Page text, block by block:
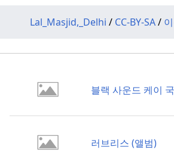
Lal_Masjid,_Delhi / CC-BY-SA/
블랙 사운드 케이
러브리스 (앨범)